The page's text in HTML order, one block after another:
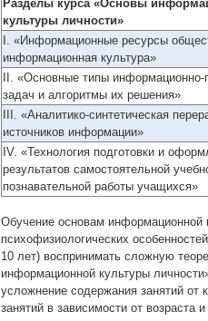
Разделы курса «Основы
культуры личности»
I. «Информационные ресурсы
информационная культура»
II. «Основные типы информационно-
задач и алгоритмы их решения»
III. «Аналитико-синтетическая
источников информации»
IV. «Технология подготовки и
результатов самостоятельной
познавательной работы учащихся»
Обучение основам информационной
психофизиологических
10 лет) воспринимать сложную
информационной культуры
усложнение содержания занятий от
занятий в зависимости от возраста